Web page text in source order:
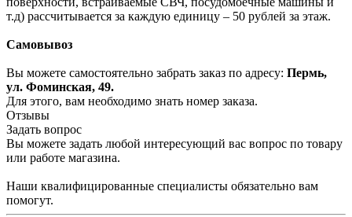
т.д) рассчитывается за каждую единицу – 50 рублей за этаж.
Самовывоз
Вы можете самостоятельно забрать заказ по адресу: Пермь,
ул. Фоминская, 49.
Для этого, вам необходимо знать номер заказа.
Отзывы
Задать вопрос
Вы можете задать любой интересующий вас вопрос по товару
или работе магазина.
Наши квалифицированные специалисты обязательно вам
помогут.